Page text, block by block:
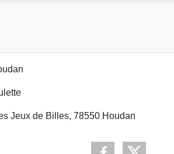
Jeux de Billes, 78550 Houdan